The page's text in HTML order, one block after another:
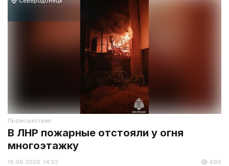
Происшествия
В ЛНР пожарные отстояли у огня
многоэтажку
19.06.2026 14:52 490